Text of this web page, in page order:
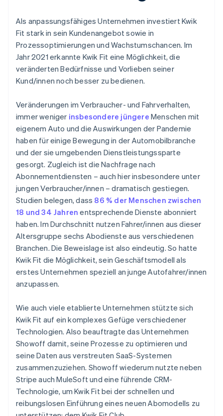
Als anpassungsfähiges Unternehmen investiert Kwik
Fit stark in sein Kundenangebot sowie in
Prozessoptimierungen und Wachstumschancen. Im
Jahr 2021 erkannte Kwik Fit eine Möglichkeit, die
veränderten Bedürfnisse und Vorlieben seiner
Kund/innen noch besser zu bedienen.
Veränderungen im Verbraucher- und Fahrverhalten,
immer weniger insbesondere jüngere Menschen mit
eigenem Auto und die Auswirkungen der Pandemie
haben für einige Bewegung in der Automobilbranche
und der sie umgebenden Dienstleistungssparte
gesorgt. Zugleich ist die Nachfrage nach
Abonnementdiensten – auch hier insbesondere unter
jungen Verbraucher/innen – dramatisch gestiegen.
Studien belegen, dass 86 % der Menschen zwischen
18 und 34 Jahren entsprechende Dienste abonniert
haben. Im Durchschnitt nutzen Fahrer/innen aus dieser
Altersgruppe sechs Abodienste aus verschiedenen
Branchen. Die Beweislage ist also eindeutig. So hatte
Kwik Fit die Möglichkeit, sein Geschäftsmodell als
erstes Unternehmen speziell an junge Autofahrer/innen
anzupassen.
Wie auch viele etablierte Unternehmen stützte sich
Kwik Fit auf ein komplexes Gefüge verschiedener
Technologien. Also beauftragte das Unternehmen
Showoff damit, seine Prozesse zu optimieren und
seine Daten aus verstreuten SaaS-Systemen
zusammenzuziehen. Showoff wiederum nutzte neben
Stripe auch MuleSoft und eine führende CRM-
Technologie, um Kwik Fit bei der schnellen und
reibungslosen Einführung eines neuen Abomodells zu